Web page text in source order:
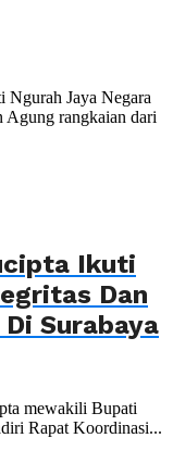
Ngurah Jaya Negara
Agung rangkaian dari
Ikuti
Dan
Surabaya
mewakili Bupati
Rapat Koordinasi...